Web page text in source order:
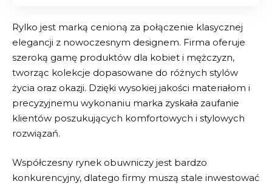
Rylko jest marką cenioną za połączenie klasycznej
elegancji z nowoczesnym designem. Firma oferuje
szeroką gamę produktów dla kobiet i mężczyzn,
tworząc kolekcje dopasowane do różnych stylów
życia oraz okazji. Dzięki wysokiej jakości materiałom i
precyzyjnemu wykonaniu marka zyskała zaufanie
klientów poszukujących komfortowych i stylowych
rozwiązań.
Współczesny rynek obuwniczy jest bardzo
konkurencyjny, dlatego firmy muszą stale inwestować